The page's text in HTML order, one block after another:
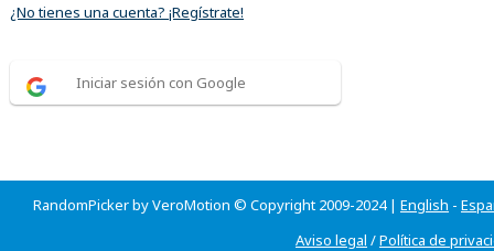
¿No tienes una cuenta? ¡Regístrate!
Iniciar sesión con Google
RandomPicker by VeroMotion © Copyright 2009-2024 | English -
Aviso legal /Política de